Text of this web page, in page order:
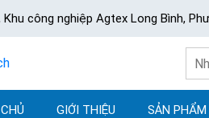
Khu công nghiệp Agtex Long Bình,
GIỚI THIỆU SẢN PHẨM